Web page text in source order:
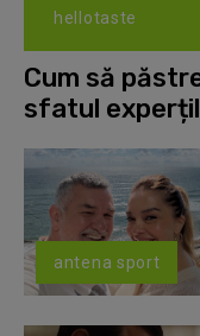
hellotaste
Cum să
sfatul
antena sport